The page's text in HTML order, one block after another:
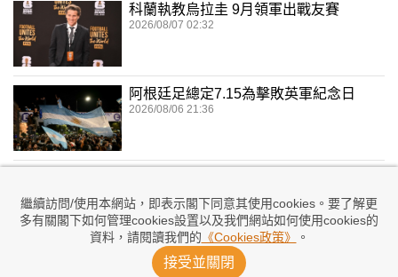
繼續訪問/使用本網站，即表示閣下同意其使用cookies。要了解更
多有關閣下如何管理cookies設置以及我們網站如何使用cookies的
資料，請閱讀我們的 《Cookies政策》 。
接受並關閉
科蘭執教烏拉圭 9月領軍出戰友賽
2026/08/07 02:32
阿根廷足總定7.15為擊敗英軍紀念日
2026/08/06 21:36
委任洪明甫涉內定 警方突擊搜韓足總